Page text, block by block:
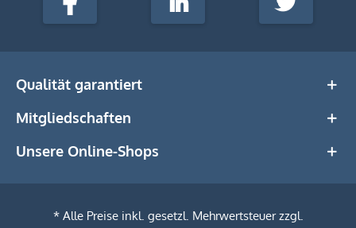
Media
Facebook LinkedIn Twitter
Qualität garantiert
Mitgliedschaften
Unsere Online-Shops
* Alle Preise inkl. gesetzl. Mehrwertsteuer zzgl.